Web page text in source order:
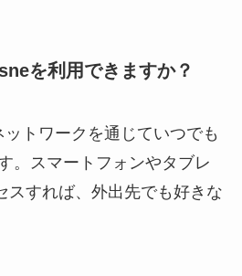
を利用できますか？
トワークを通じていつでも
。スマートフォンやタブレ
スすれば、外出先でも好きな